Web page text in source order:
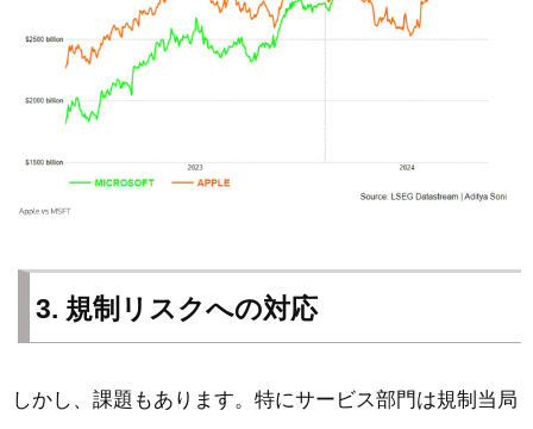
3. 規制リスクへの対応
しかし、課題もあります。特にサービス部門は規制当局